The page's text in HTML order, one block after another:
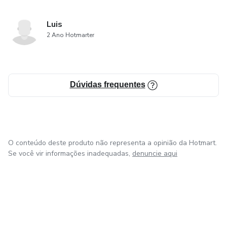
Luis
2 Ano Hotmarter
Dúvidas frequentes
O conteúdo deste produto não representa a opinião da Hotmart.
Se você vir informações inadequadas, denuncie aqui